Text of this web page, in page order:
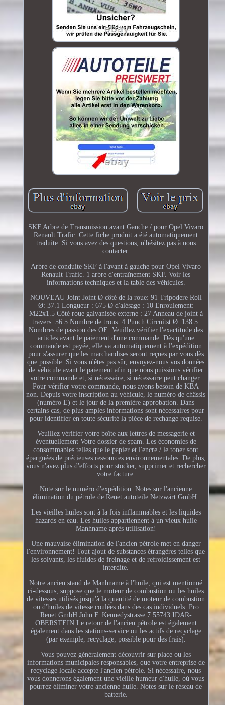
SKF Arbre de Transmission avant Gauche / pour Opel Vivaro
Renault Trafic. Cette fiche produit a été automatiquement
traduite. Si vous avez des questions, n'hésitez pas à nous
contacter.
Arbre de conduite SKF à l'avant à gauche pour Opel Vivaro
Renault Trafic. 1 arbre d'entraînement SKF. Voir les
informations techniques et la table des véhicules.
NOUVEAU Joint Joint Ø côté de la roue: 91 Tripodere Roll
Ø: 37.1 Longueur : 675 Ø d'alésage : 10 Enroulement:
M22x1.5 Côté roue galvanisée externe : 27 Anneau de joint à
travers: 56.5 Nombre de trous: 4 Punch Circuitst Ø: 138.5.
Nombres de passion des OE. Veuillez vérifier l'exactitude des
articles avant le paiement d'une commande. Dès qu'une
commande est payée, elle va automatiquement à l'expédition
pour s'assurer que les marchandises seront reçues par vous dès
que possible. Si vous n'êtes pas sûr, envoyez-nous vos données
de véhicule avant le paiement afin que nous puissions vérifier
votre commande et, si nécessaire, si nécessaire peut changer.
Pour vérifier votre commande, nous avons besoin de KBA
non. Depuis votre inscription au véhicule, le numéro de châssis
(numéro E) et le jour de la première approbation. Dans
certains cas, de plus amples informations sont nécessaires pour
pour identifier en toute sécurité la pièce de rechange requise.
Veuillez vérifier votre boîte aux lettres de messagerie et
éventuellement Votre dossier de spam. Les économies de
consommables telles que le papier et l'encre / le toner sont
épargnées de précieuses ressources environnementales. De plus,
vous n'avez plus d'efforts pour stocker, supprimer et rechercher
votre facture.
Note sur le numéro d'expédition. Notes sur l'ancienne
élimination du pétrole de Renet autoteile Netzwärt GmbH.
Les vieilles huiles sont à la fois inflammables et les liquides
hazards en eau. Les huiles appartiennent à un vieux huile
Manhname après utilisation!
Une mauvaise élimination de l'ancien pétrole met en danger
l'environnement! Tout ajout de substances étrangères telles que
les solvants, les fluides de freinage et de refroidissement est
interdite.
Notre ancien stand de Manhname à l'huile, qui est mentionné
ci-dessous, suppose que le moteur de combustion ou les huiles
de vitesses utilisés jusqu'à la quantité de moteur de combustion
ou d'huiles de vitesse coulées dans des cas individuels. Pro
Renet GmbH John F. Kennedystrasse 7 55743 IDAR-
OBERSTEIN Le retour de l'ancien pétrole est également
également dans les stations-service ou les actifs de recyclage
(par exemple, recyclage; possible pour des frais).
Vous pouvez généralement découvrir sur place ou les
informations municipales responsables, que votre entreprise de
recyclage locale accepte l'ancien pétrole. Si nécessaire, nous
vous donnerons également une vieille humeur d'huile, où vous
pourrez éliminer votre ancienne huile. Notes sur le réseau de
batterie.